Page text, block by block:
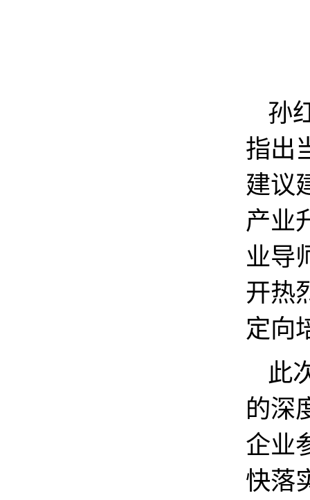
孙
指出
建议
产业
业导
开热
定向
此
的深
企业
快落